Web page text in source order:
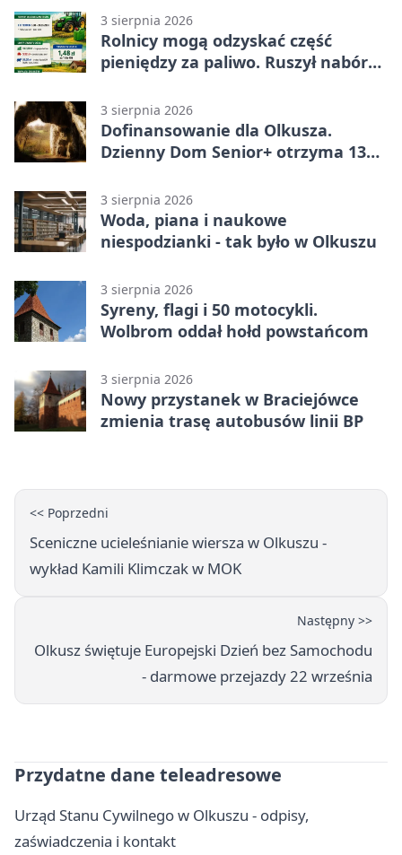
3 sierpnia 2026
Rolnicy mogą odzyskać część
pieniędzy za paliwo. Ruszył nabór
3 sierpnia 2026
Dofinansowanie dla Olkusza.
Dzienny Dom Senior+ otrzyma 134
3 sierpnia 2026
Woda, piana i naukowe
niespodzianki - tak było w Olkuszu
3 sierpnia 2026
Syreny, flagi i 50 motocykli.
Wolbrom oddał hołd powstańcom
3 sierpnia 2026
Nowy przystanek w Braciejówce
zmienia trasę autobusów linii BP
<< Poprzedni
Sceniczne ucieleśnianie wiersza w Olkuszu -
wykład Kamili Klimczak w MOK
Następny >>
Olkusz świętuje Europejski Dzień bez Samochodu
- darmowe przejazdy 22 września
Przydatne dane teleadresowe
Urząd Stanu Cywilnego w Olkuszu - odpisy,
zaświadczenia i kontakt